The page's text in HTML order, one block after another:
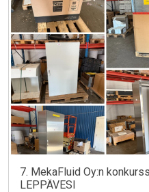
7. MekaFluid Oy:n
LEPPÄVESI